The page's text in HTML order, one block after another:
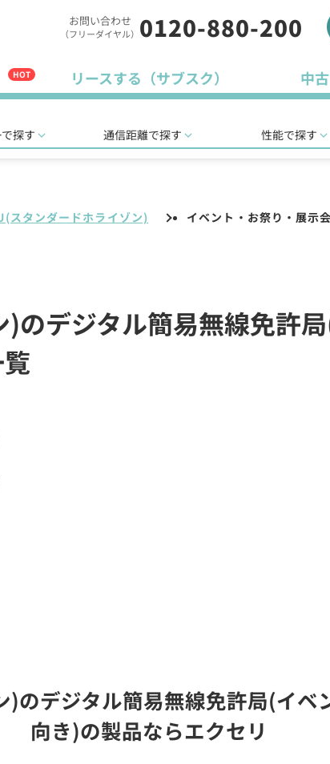
お問い合わせ
（フリーダイヤル） 0120-880-200
HOT リースする（サブスク） 中
探す 通信距離で探す 性能で探す
スタンダードホライゾン) イベント・お祭り・展示
のデジタル簡易無線免許
)のデジタル簡易無線免許局(イ
向き)の製品ならエクセリ